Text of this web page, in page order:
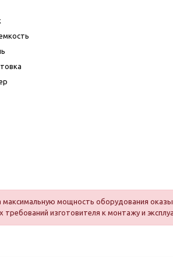
максимальную мощность оборудования
требований изготовителя к монтажу и